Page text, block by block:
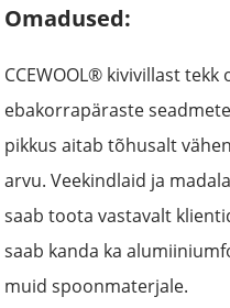
Omadused:
CCEWOOL® kivivillast
ebakorrapäraste
pikkus aitab tõhusalt
arvu. Veekindlaid ja
saab toota vastavalt
saab kanda ka
muid spoonmaterjale.